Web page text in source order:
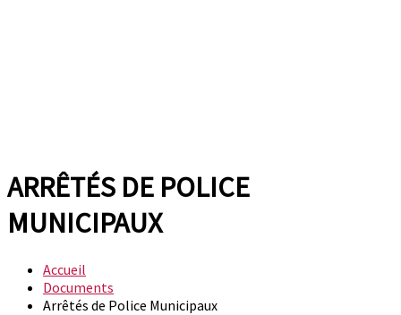
ARRÊTÉS DE POLICE
MUNICIPAUX
Accueil
Documents
Arrêtés de Police Municipaux